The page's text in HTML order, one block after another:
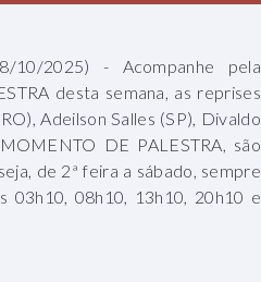
10/2025) - Acompanhe pela
desta semana, as reprises
Adeilson Salles (SP), Divaldo
DE PALESTRA, são
de 2ª feira a sábado, sempre
03h10, 08h10, 13h10, 20h10 e